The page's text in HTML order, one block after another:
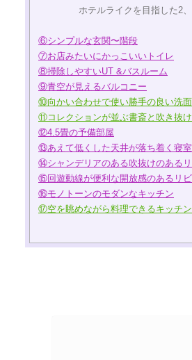
ホテルライクを目指した2
⑥シンプルな玄関〜階段
⑦お店みたいにかっこいいトイレ
⑧掃除しやすいUT &バスルーム
⑨青空が見えるバルコニー
⑩向かい合わせで使い勝手の良い洗
⑪コレクションが並ぶ書斎と吹き抜
⑫4.5畳の予備部屋
⑬あえて低くした天井が落ち着く寝室
⑭シャンデリアのある吹抜けのある
⑮回遊動線が便利な開放感のあるリ
⑯モノトーンのモダンなキッチン
⑰空を眺めながら料理できるキッチン